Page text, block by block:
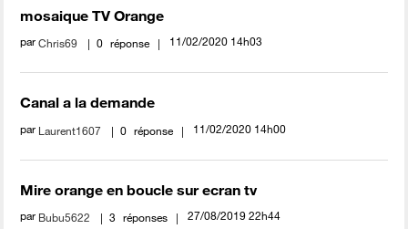
mosaique TV Orange
parChris69 0 réponse ‎11/02/2020 14h03
Canal a la demande
par Laurent1607 0 réponse ‎11/02/2020 14h00
Mire orange en boucle sur ecran tv
par Bubu5622 3 réponses ‎27/08/2019 22h44